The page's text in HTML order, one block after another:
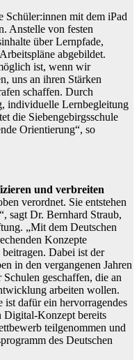
Schüler:innen mit dem iPad
Anstelle von festen
über Lernpfade,
abgebildet.
ist, wenn wir
uns an ihren Stärken
schaffen. Durch
individuelle Lernbegleitung
die Siebengebirgsschule
Orientierung“, so
und verbreiten
verordnet. Sie entstehen
sagt Dr. Bernhard Straub,
„Mit dem Deutschen
Konzepte
Dabei ist der
in den vergangenen Jahren
geschaffen, die an
arbeiten wollen.
ist dafür ein hervorragendes
Digital-Konzept bereits
teilgenommen und
des Deutschen